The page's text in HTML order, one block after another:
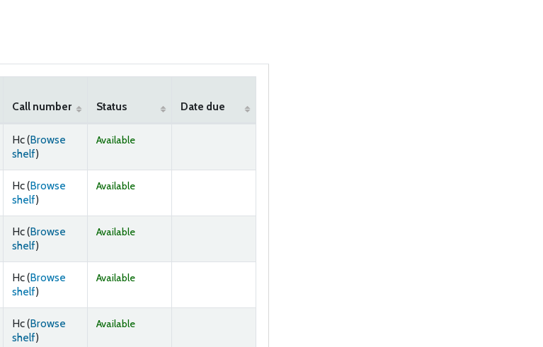
Call number Status Date due
Hc (Browse
shelf(Opens below)
)
Available
Hc (Browse
shelf(Opens below)
)
Available
Hc (Browse
shelf(Opens below)
)
Available
Hc (Browse
shelf(Opens below)
)
Available
Hc (Browse
shelf(Opens below)
)
Available